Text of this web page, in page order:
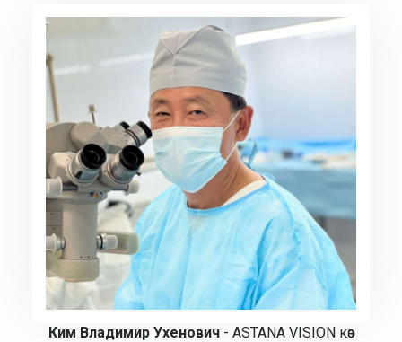
Ким Владимир Ухенович- ASTANA VISION көз